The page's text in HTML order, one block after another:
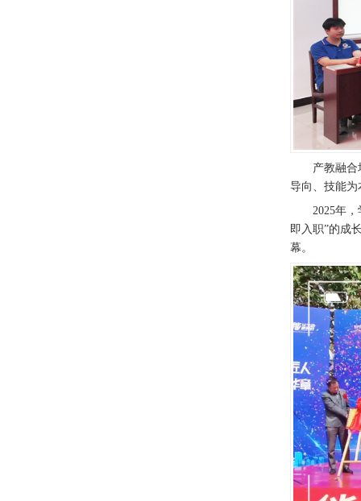
产教融
导向、技能为
2025年
即入职”的成
幕。